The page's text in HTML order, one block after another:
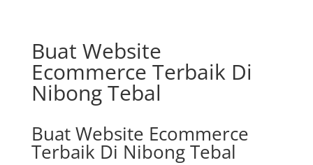
Buat Website
Ecommerce Terbaik Di
Nibong Tebal
Buat Website Ecommerce
Terbaik Di Nibong Tebal